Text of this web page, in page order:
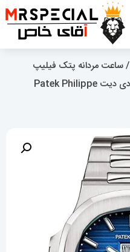
/ ساعت مردانه پتک فیلیپ
ناتیلوس اتوماتیک استیل صفحه ابی دی دیت Patek Philippe